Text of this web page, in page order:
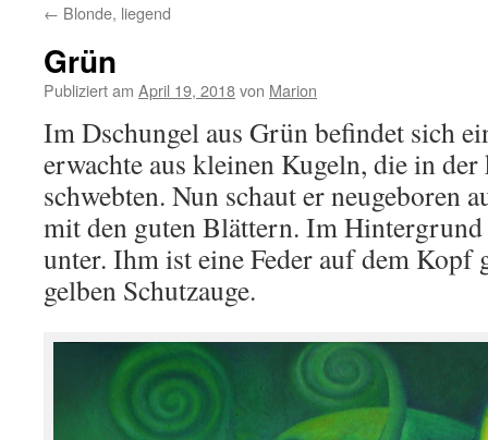
springen
← Blonde, liegend
Grün
Publiziert am April 19, 2018von Marion
Im Dschungel aus Grün befindet sich
erwachte aus kleinen Kugeln, die in
schwebten. Nun schaut er neugeboren
mit den guten Blättern. Im Hintergrund
unter. Ihm ist eine Feder auf dem Kopf
gelben Schutzauge.